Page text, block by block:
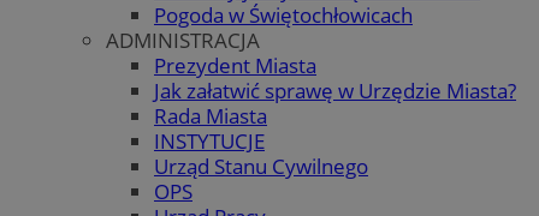
Pogoda w Świętochłowicach
ADMINISTRACJA
Prezydent Miasta
Jak załatwić sprawę w Urzędzie Miasta?
Rada Miasta
INSTYTUCJE
Urząd Stanu Cywilnego
OPS